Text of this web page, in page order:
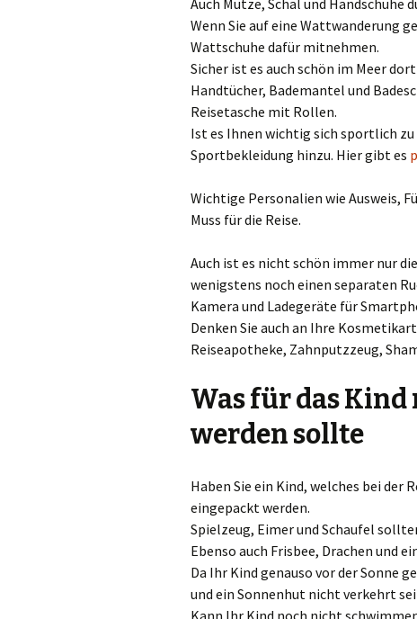
Auch Mütze, Schal und Handschuhe
Wenn Sie auf eine Wattwanderung
Wattschuhe dafür mitnehmen.
Sicher ist es auch schön im Meer
Handtücher, Bademantel und
Reisetasche mit Rollen.
Ist es Ihnen wichtig sich sportlich
Sportbekleidung hinzu. Hier gibt es
Wichtige Personalien wie Ausweis,
Muss für die Reise.
Auch ist es nicht schön immer nur
wenigstens noch einen separaten
Kamera und Ladegeräte für
Denken Sie auch an Ihre
Reiseapotheke, Zahnputzzeug,
Was für das
werden sollte
Haben Sie ein Kind, welches bei der
eingepackt werden.
Spielzeug, Eimer und Schaufel
Ebenso auch Frisbee, Drachen und
Da Ihr Kind genauso vor der Sonne
und ein Sonnenhut nicht verkehrt
Kann Ihr Kind noch nicht